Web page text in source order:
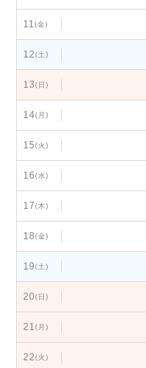
11(金)
12(土)
13(日)
14(月)
15(火)
16(水)
17(木)
18(金)
19(土)
20(日)
21(月)
22(火)